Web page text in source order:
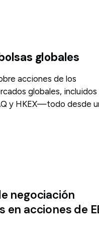
globales
acciones de los
globales, incluidos
y HKEX—todo desde
negociación
en acciones de